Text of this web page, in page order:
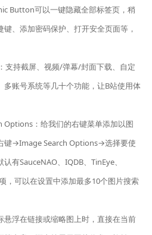
Button可以一键隐藏全部标签页，稍
、添加密码保护、打开安全页面等，
支持截屏、视频/弹幕/封面下载、自定
多账号系统等几十个功能，让B站使用体
Options：给我们的右键菜单添加以图
键→Image Search Options→选择要使
有SauceNAO、IQDB、TinEye、
，可以在设置中添加最多10个图片搜索
悬浮在链接或缩略图上时，直接在当前